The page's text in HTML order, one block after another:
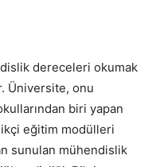
dereceleri okumak
Üniversite, onu
biri yapan
eğitim modülleri
sunulan mühendislik